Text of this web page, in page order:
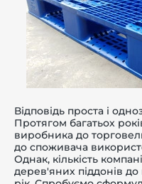
Відповідь проста і
Протягом багатьох
виробника до
до споживача
Однак, кількість
дерев'яних піддонів до